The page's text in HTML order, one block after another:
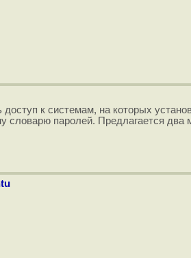
к системам, на которых
словарю паролей. Предлагается два